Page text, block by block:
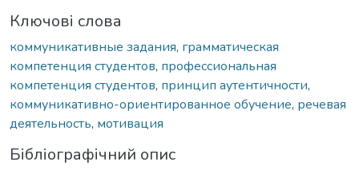
Ключові слова
коммуникативные задания, грамматическая
компетенция студентов, профессиональная
компетенция студентов, принцип аутентичности,
коммуникативно-ориентированное обучение, речевая
деятельность, мотивация
Бібліографічний опис